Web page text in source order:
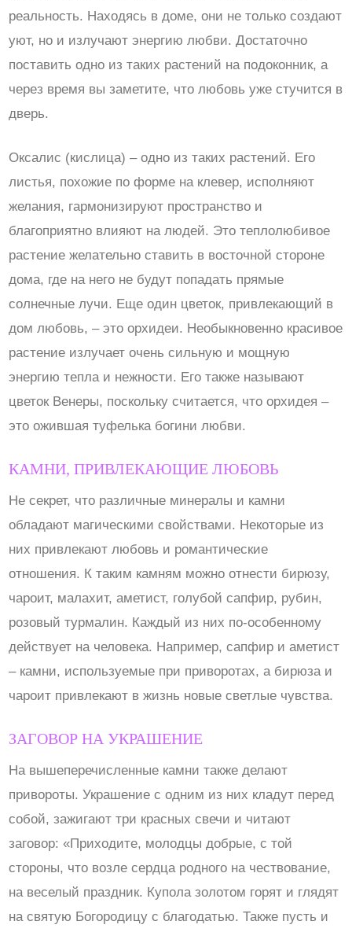
реальность. Находясь в доме, они не только создают
уют, но и излучают энергию любви. Достаточно
поставить одно из таких растений на подоконник, а
через время вы заметите, что любовь уже стучится в
дверь.
Оксалис (кислица) – одно из таких растений. Его
листья, похожие по форме на клевер, исполняют
желания, гармонизируют пространство и
благоприятно влияют на людей. Это теплолюбивое
растение желательно ставить в восточной стороне
дома, где на него не будут попадать прямые
солнечные лучи. Еще один цветок, привлекающий в
дом любовь, – это орхидеи. Необыкновенно красивое
растение излучает очень сильную и мощную
энергию тепла и нежности. Его также называют
цветок Венеры, поскольку считается, что орхидея –
это ожившая туфелька богини любви.
КАМНИ, ПРИВЛЕКАЮЩИЕ ЛЮБОВЬ
Не секрет, что различные минералы и камни
обладают магическими свойствами. Некоторые из
них привлекают любовь и романтические
отношения. К таким камням можно отнести бирюзу,
чароит, малахит, аметист, голубой сапфир, рубин,
розовый турмалин. Каждый из них по-особенному
действует на человека. Например, сапфир и аметист
– камни, используемые при приворотах, а бирюза и
чароит привлекают в жизнь новые светлые чувства.
ЗАГОВОР НА УКРАШЕНИЕ
На вышеперечисленные камни также делают
привороты. Украшение с одним из них кладут перед
собой, зажигают три красных свечи и читают
заговор: «Приходите, молодцы добрые, с той
стороны, что возле сердца родного на чествование,
на веселый праздник. Купола золотом горят и глядят
на святую Богородицу с благодатью. Также пусть и